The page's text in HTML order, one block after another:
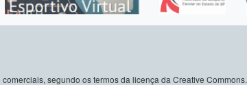
segundo os termos da licença da Creative Commons.